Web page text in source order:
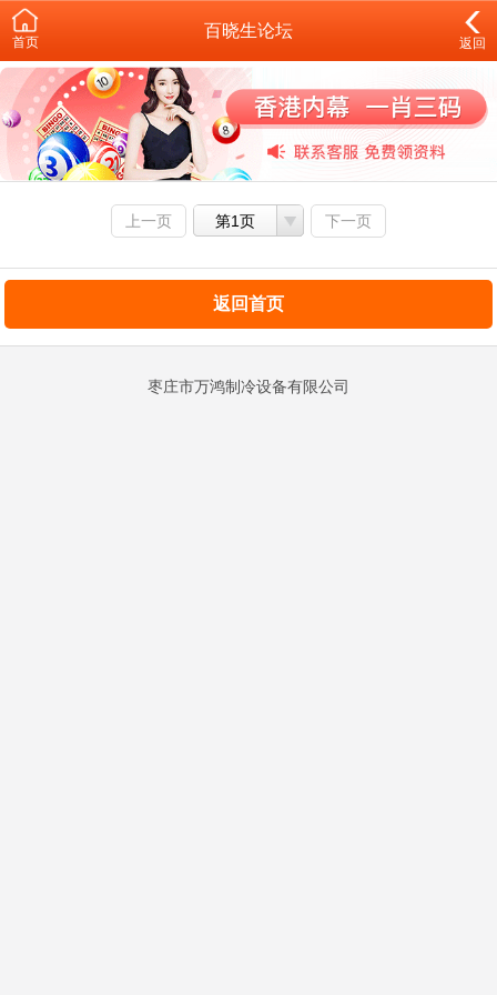
首页
百晓生论坛
返回
上一页 第1页 下一页
返回首页
枣庄市万鸿制冷设备有限公司